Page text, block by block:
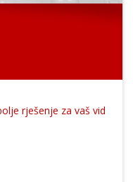
rješenje za vaš vid